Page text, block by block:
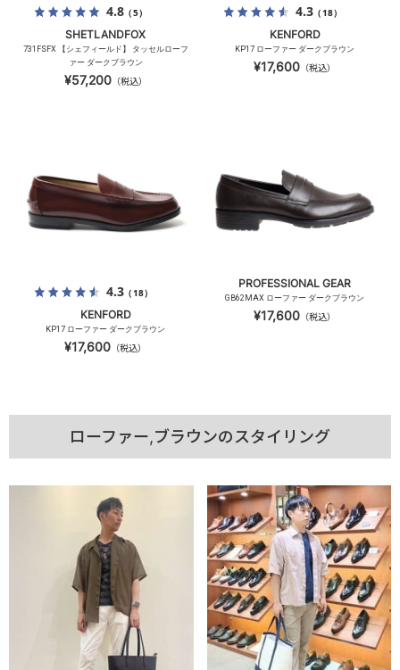
4.8（5）
SHETLANDFOX
731FSFX 【シェフィールド】 タッセルローフ
ァー ダークブラウン
¥57,200（税込）
4.3（18）
KENFORD
KP17 ローファー ダークブラウン
¥17,600 （税込）
4.3（18）
KENFORD
KP17 ローファー ダークブラウン
¥17,600 （税込）
PROFESSIONAL GEAR
GB62MAX ローファー ダークブラウン
¥17,600 （税込）
ローファー,ブラウンのスタイリング